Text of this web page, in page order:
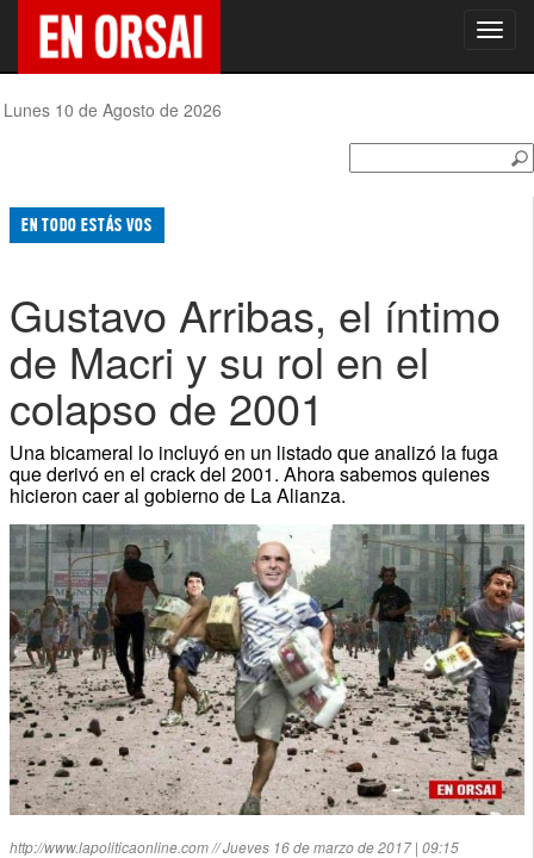
Lunes 10 de Agosto de 2026
EN TODO ESTÁS VOS
Gustavo Arribas, el íntimo
de Macri y su rol en el
colapso de 2001
Una bicameral lo incluyó en un listado que analizó la fuga
que derivó en el crack del 2001. Ahora sabemos quienes
hicieron caer al gobierno de La Alianza.
http://www.lapoliticaonline.com // Jueves 16 de marzo de 2017 | 09:15